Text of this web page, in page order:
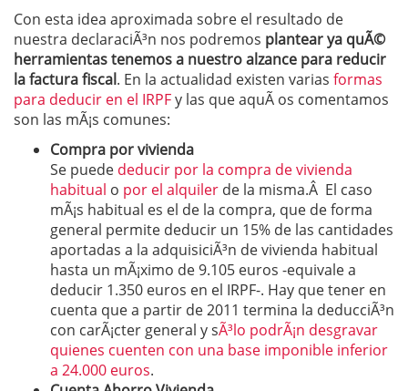
Con esta idea aproximada sobre el resultado de
nuestra declaraciÃ³n nos podremos plantear ya quÃ©
herramientas tenemos a nuestro alzance para reducir
la factura fiscal. En la actualidad existen varias formas
para deducir en el IRPFy las que aquÃ­ os comentamos
son las mÃ¡s comunes:
Compra por vivienda
Se puede deducir por la compra de vivienda
habitual o por el alquiler de la misma.Â El caso
mÃ¡s habitual es el de la compra, que de forma
general permite deducir un 15% de las cantidades
aportadas a la adquisiciÃ³n de vivienda habitual
hasta un mÃ¡ximo de 9.105 euros -equivale a
deducir 1.350 euros en el IRPF-. Hay que tener en
cuenta que a partir de 2011 termina la deducciÃ³n
con carÃ¡cter general y sÃ³lo podrÃ¡n desgravar
quienes cuenten con una base imponible inferior
a 24.000 euros.